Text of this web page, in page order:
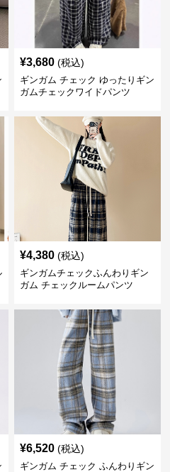
¥3,680 (税込)
ギンガム チェック ゆったりギン
ガムチェックワイドパンツ
¥4,380 (税込)
ギンガムチェックふんわりギン
ガム チェックルームパンツ
¥6,520 (税込)
ギンガム チェック ふんわりギン